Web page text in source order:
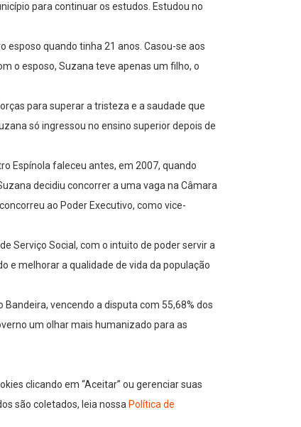
para continuar os estudos. Estudou no
quando tinha 21 anos. Casou-se aos
o esposo, Suzana teve apenas um filho, o
para superar a tristeza e a saudade que
só ingressou no ensino superior depois de
Espínola faleceu antes, em 2007, quando
decidiu concorrer a uma vaga na Câmara
ao Poder Executivo, como vice-
Serviço Social, com o intuito de poder servir a
e melhorar a qualidade de vida da população
vencendo a disputa com 55,68% dos
um olhar mais humanizado para as
clicando em “Aceitar” ou gerenciar suas
são coletados, leia nossa Política de